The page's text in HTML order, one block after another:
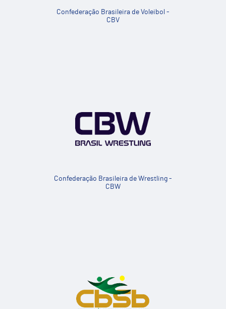
Confederação Brasileira de Voleibol -
CBV
Confederação Brasileira de Wrestling -
CBW